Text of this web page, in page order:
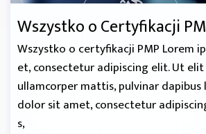
Wszystko o Certyfikacji
Wszystko o certyfikacji PMP Lorem
et, consectetur adipiscing elit. Ut
ullamcorper mattis, pulvinar dapibus
dolor sit amet, consectetur
s,